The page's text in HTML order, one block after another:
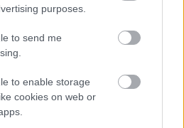
purposes.
to send me
to enable storage
cookies on web or
de lutte
suscitent un intérêt
potentiel dans la lutte